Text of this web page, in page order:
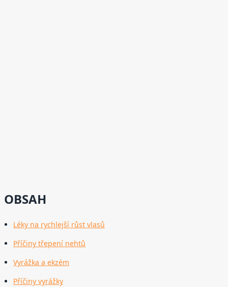
OBSAH
Léky na rychlejší růst vlasů
Příčiny třepení nehtů
Vyrážka a ekzém
Příčiny vyrážky